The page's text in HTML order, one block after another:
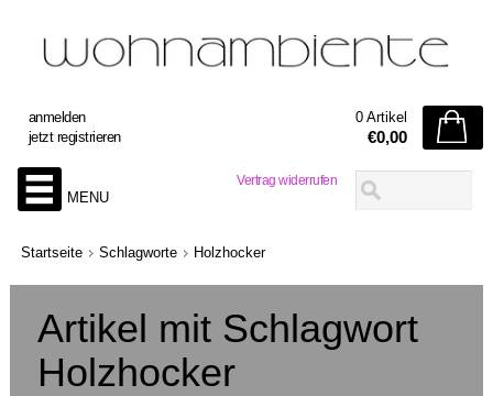
Vertrag widerrufen
anmelden
jetzt registrieren
0 Artikel
€0,00
MENU
Startseite Schlagworte Holzhocker
Artikel mit Schlagwort
Holzhocker